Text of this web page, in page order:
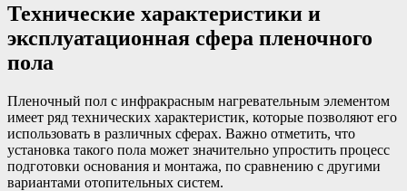
Технические характеристики и
эксплуатационная сфера пленочного
пола
Пленочный пол с инфракрасным нагревательным элементом
имеет ряд технических характеристик, которые позволяют его
использовать в различных сферах. Важно отметить, что
установка такого пола может значительно упростить процесс
подготовки основания и монтажа, по сравнению с другими
вариантами отопительных систем.